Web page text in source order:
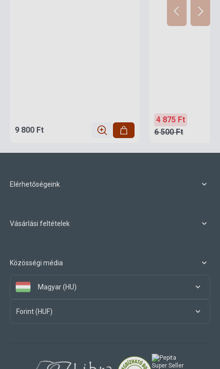
9 800 Ft
4 875 Ft
6 500 Ft
Elérhetőségeink
Vásárlási feltételek
Közösségi média
Magyar (HU)
Forint (HUF)